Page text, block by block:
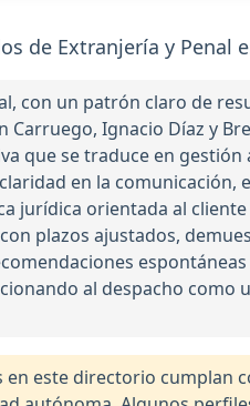
de Extranjería y Penal
con un patrón claro de
Ignacio Díaz y
que se traduce en
en la comunicación,
jurídica orientada al
plazos ajustados,
al despacho como
este directorio cumplan